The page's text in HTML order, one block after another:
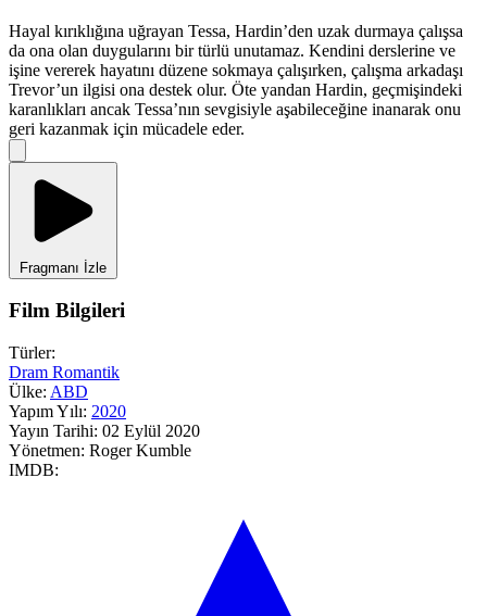
Hayal kırıklığına uğrayan Tessa, Hardin’den uzak durmaya çalışsa
da ona olan duygularını bir türlü unutamaz. Kendini derslerine ve
işine vererek hayatını düzene sokmaya çalışırken, çalışma arkadaşı
Trevor’un ilgisi ona destek olur. Öte yandan Hardin, geçmişindeki
karanlıkları ancak Tessa’nın sevgisiyle aşabileceğine inanarak onu
geri kazanmak için mücadele eder.
Fragmanı İzle
Film Bilgileri
Türler:
Dram Romantik
Ülke: ABD
Yapım Yılı: 2020
Yayın Tarihi: 02 Eylül 2020
Yönetmen: Roger Kumble
IMDB: